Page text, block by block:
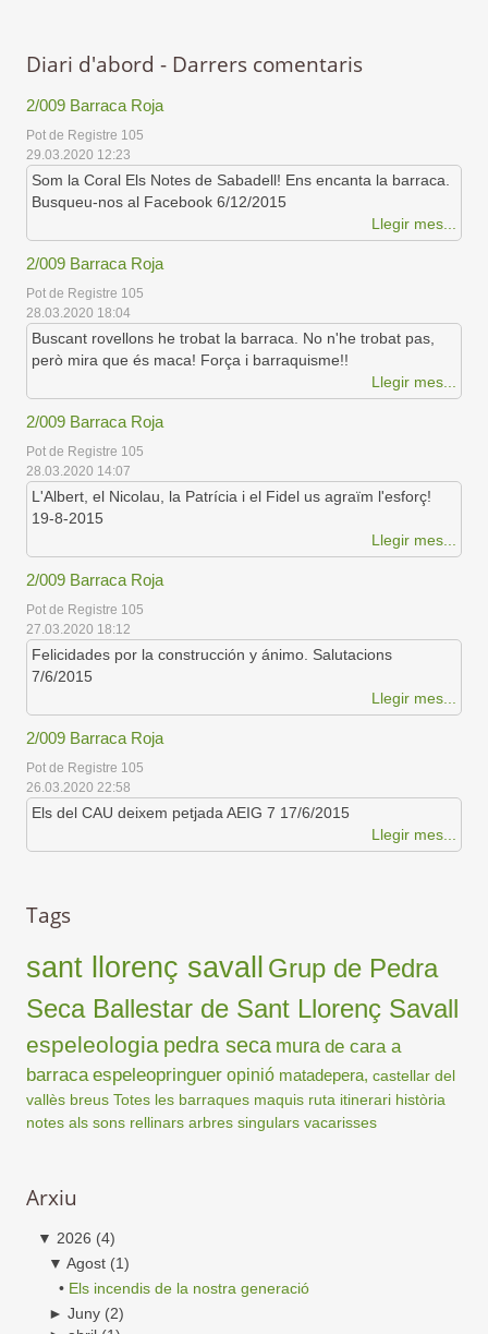
Diari d'abord - Darrers comentaris
2/009 Barraca Roja
Pot de Registre 105
29.03.2020 12:23
Som la Coral Els Notes de Sabadell! Ens encanta la barraca.
Busqueu-nos al Facebook 6/12/2015
Llegir mes...
2/009 Barraca Roja
Pot de Registre 105
28.03.2020 18:04
Buscant rovellons he trobat la barraca. No n'he trobat pas,
però mira que és maca! Força i barraquisme!!
Llegir mes...
2/009 Barraca Roja
Pot de Registre 105
28.03.2020 14:07
L'Albert, el Nicolau, la Patrícia i el Fidel us agraïm l'esforç!
19-8-2015
Llegir mes...
2/009 Barraca Roja
Pot de Registre 105
27.03.2020 18:12
Felicidades por la construcción y ánimo. Salutacions
7/6/2015
Llegir mes...
2/009 Barraca Roja
Pot de Registre 105
26.03.2020 22:58
Els del CAU deixem petjada AEIG 7 17/6/2015
Llegir mes...
Tags
sant llorenç savall
Grup de Pedra
Seca Ballestar de Sant Llorenç Savall
espeleologia pedra seca mura de cara a
barraca espeleopringuer opinió matadepera,castellar del
vallès breus Totes les barraques maquis ruta itinerari història
notes als sons rellinars arbres singulars vacarisses
Arxiu
▼ 2026 (4)
▼ Agost (1)
• Els incendis de la nostra generació
► Juny (2)